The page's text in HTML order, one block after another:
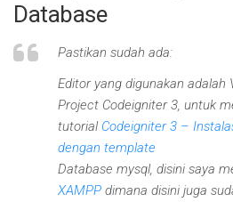
Database
Pastikan sudah ada:
Editor yang digunakan adalah
Project Codeigniter 3, untuk
tutorial Codeigniter 3 –
dengan template
Database mysql, disini saya
XAMPP dimana disini juga